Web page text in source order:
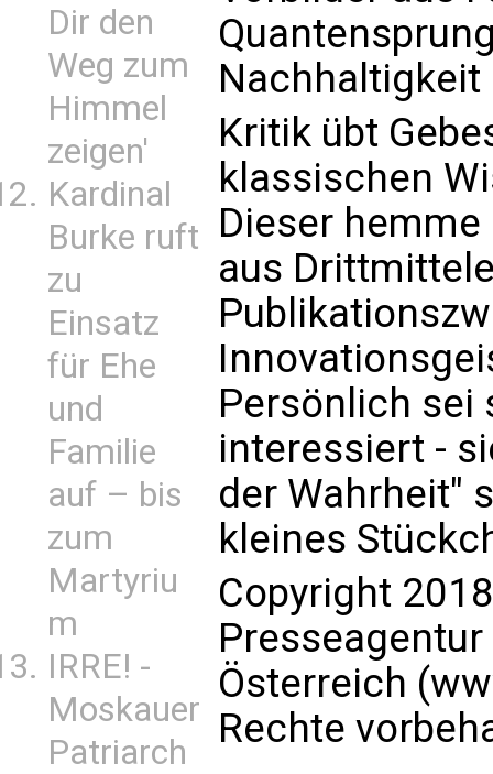
Dir den
Weg zum
Himmel
zeigen'
Kardinal
Burke ruft
zu
Einsatz
für Ehe
und
Familie
auf – bis
zum
Martyriu
m
IRRE! -
Moskauer
Patriarch
Nachhaltigkeit
Kritik übt
klassischen
Dieser
aus
Persönlich sei
interessiert -
der Wahrheit"
kleines
Copyright
Presseagentur
Österreich
Rechte